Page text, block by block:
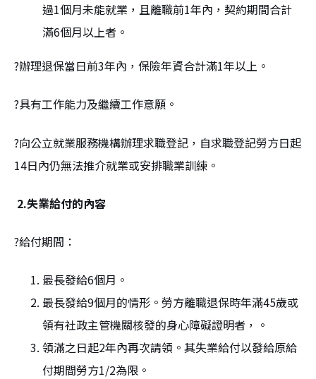
過1個月未能就業，且離職前1年內，契約期間合計
滿6個月以上者。
?辦理退保當日前3年內，保險年資合計滿1年以上。
?具有工作能力及繼續工作意願。
?向公立就業服務機構辦理求職登記，自求職登記勞方日起
14日內仍無法推介就業或安排職業訓練。
2.失業給付的內容
?給付期間：
最長發給6個月。
最長發給9個月的情形。勞方離職退保時年滿45歲或
領有社政主管機關核發的身心障礙證明者，。
領滿之日起2年內再次請領。其失業給付以發給原給
付期間勞方1/2為限。